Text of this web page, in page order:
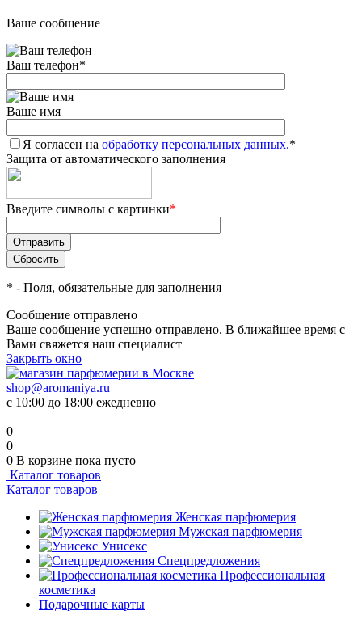
Ваше сообщение
Ваш телефон*
Ваше имя
Я согласен на обработку персональных данных.*
Защита от автоматического заполнения
Введите символы с картинки*
* - Поля, обязательные для заполнения
Сообщение отправлено
Ваше сообщение успешно отправлено. В ближайшее время с
Вами свяжется наш специалист
Закрыть окно
shop@aromaniya.ru
с 10:00 до 18:00 ежедневно
0
0
0 В корзине пока пусто
Каталог товаров
Каталог товаров
Женская парфюмерия
Мужская парфюмерия
Унисекс
Спецпредложения
Профессиональная
косметика
Подарочные карты